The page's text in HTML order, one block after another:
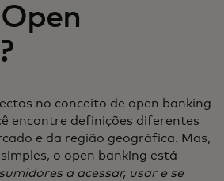
no conceito de open banking
encontre definições diferentes
e da região geográfica. Mas,
o open banking está
a acessar, usar e se